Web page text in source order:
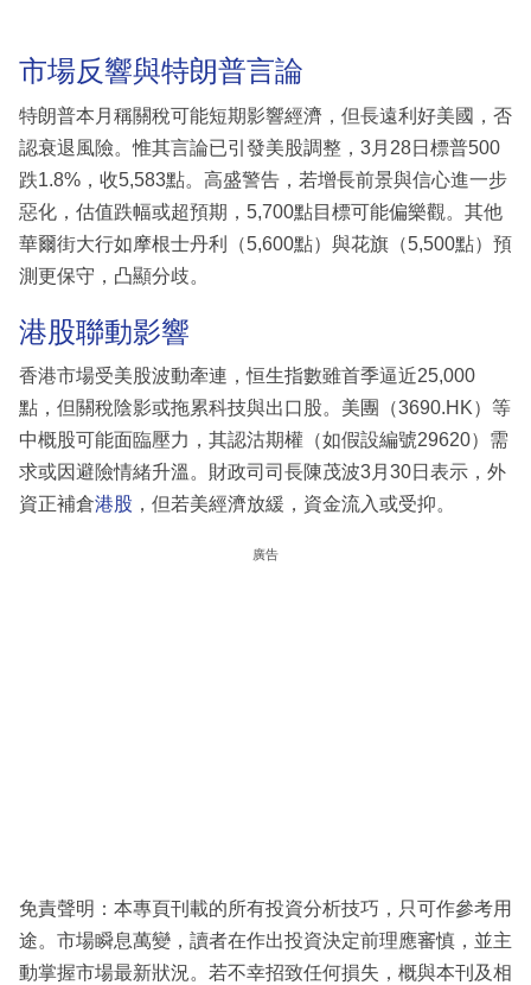
市場反響與特朗普言論
特朗普本月稱關稅可能短期影響經濟，但長遠利好美國，否
認衰退風險。惟其言論已引發美股調整，3月28日標普500
跌1.8%，收5,583點。高盛警告，若增長前景與信心進一步
惡化，估值跌幅或超預期，5,700點目標可能偏樂觀。其他
華爾街大行如摩根士丹利（5,600點）與花旗（5,500點）預
測更保守，凸顯分歧。
港股聯動影響
香港市場受美股波動牽連，恒生指數雖首季逼近25,000
點，但關稅陰影或拖累科技與出口股。美團（3690.HK）等
中概股可能面臨壓力，其認沽期權（如假設編號29620）需
求或因避險情緒升溫。財政司司長陳茂波3月30日表示，外
資正補倉港股 ，但若美經濟放緩，資金流入或受抑。
廣告
免責聲明：本專頁刊載的所有投資分析技巧，只可作參考用
途。市場瞬息萬變，讀者在作出投資決定前理應審慎，並主
動掌握市場最新狀況。若不幸招致任何損失，概與本刊及相